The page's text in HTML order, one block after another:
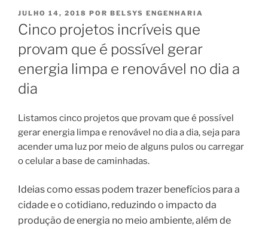
PUBLICADO
EM
JULHO 14, 2018 POR BELSYS ENGENHARIA
Cinco projetos incríveis que
provam que é possível gerar
energia limpa e renovável no dia a
dia
Listamos cinco projetos que provam que é possível
gerar energia limpa e renovável no dia a dia, seja para
acender uma luz por meio de alguns pulos ou carregar
o celular a base de caminhadas.
Ideias como essas podem trazer benefícios para a
cidade e o cotidiano, reduzindo o impacto da
produção de energia no meio ambiente, além de